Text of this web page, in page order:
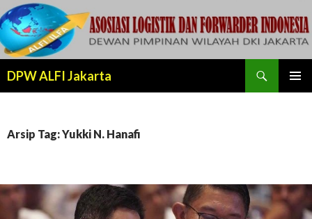
DPW ALFI Jakarta
Arsip Tag: Yukki N. Hanafi